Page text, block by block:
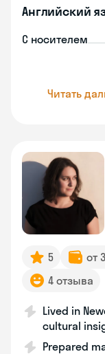
Английский
С носителем
Читать
5 от
4 отзыва
Lived in
cultural
Prepared